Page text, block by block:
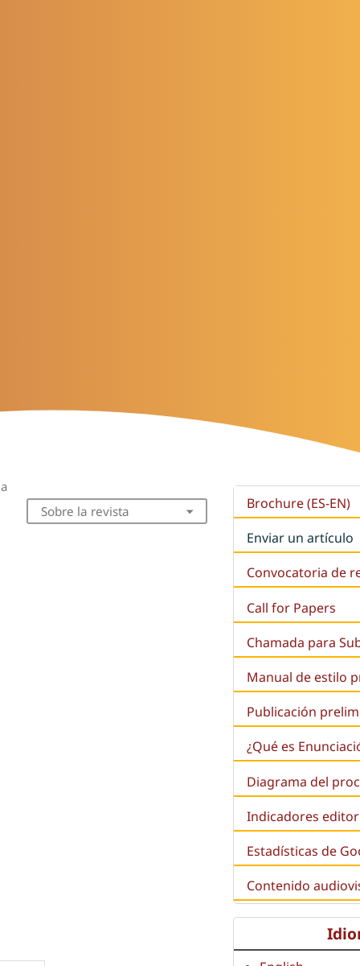
Sobre la revista
Brochure (ES-EN)
Enviar un artículo
Convocatoria de
Call for Papers
Chamada para
Manual de estilo
Publicación
¿Qué es
Diagrama del
Indicadores
Estadísticas de
Contenido